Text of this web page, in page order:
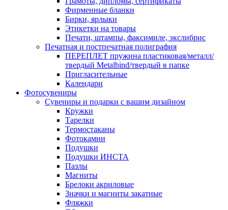
Фирменные бланки
Бирки, ярлыки
Этикетки на товары
Печати, штампы, факсимиле, экслибрис
Печатная и постпечатная полиграфия
ПЕРЕПЛЕТ пружина пластиковая/металл/
твердый Metalbind/твердый в папке
Пригласительные
Календари
Фотосувениры
Сувениры и подарки с вашим дизайном
Кружки
Тарелки
Термостаканы
Фотокамни
Подушки
Подушки ИНСТА
Пазлы
Магниты
Брелоки акриловые
Значки и магниты закатные
Фляжки